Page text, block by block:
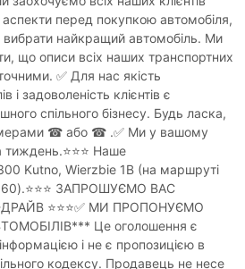
аспекти перед покупкою автомобіля,
найкращий автомобіль. Ми
що описи всіх наших транспортних
✅ Для нас якість
і задоволеність клієнтів є
спільного бізнесу. Будь ласка,
☎ або ☎ .✅ Ми у вашому
Наше
Kutno, Wierzbie 1B (на маршруті
60).⭐⭐⭐ ЗАПРОШУЄМО ВАС
⭐⭐⭐✅ МИ ПРОПОНУЄМО
Це оголошення є
і не є пропозицією в
кодексу. Продавець не несе